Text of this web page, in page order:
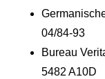
04/84-93
Bureau
5482 A10D